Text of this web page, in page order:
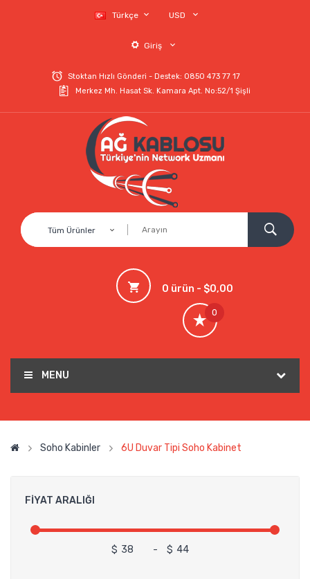
Türkçe USD
Giriş
Stoktan Hızlı Gönderi - Destek: 0850 473 77 17
Merkez Mh. Hasat Sk. Kamara Apt. No:52/1 Şişli
Tüm Ürünler
0 ürün - $0,00
0
MENU
Soho Kabinler 6U Duvar Tipi Soho Kabinet
FIYAT ARALIĞI
$ - $